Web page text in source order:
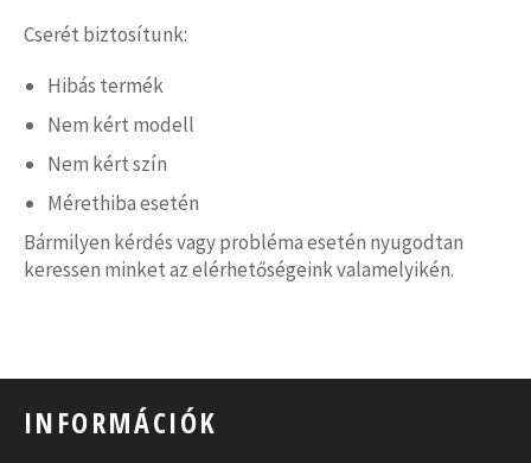
Cserét biztosítunk:
Hibás termék
Nem kért modell
Nem kért szín
Mérethiba esetén
Bármilyen kérdés vagy probléma esetén nyugodtan
keressen minket az elérhetőségeink valamelyikén.
INFORMÁCIÓK